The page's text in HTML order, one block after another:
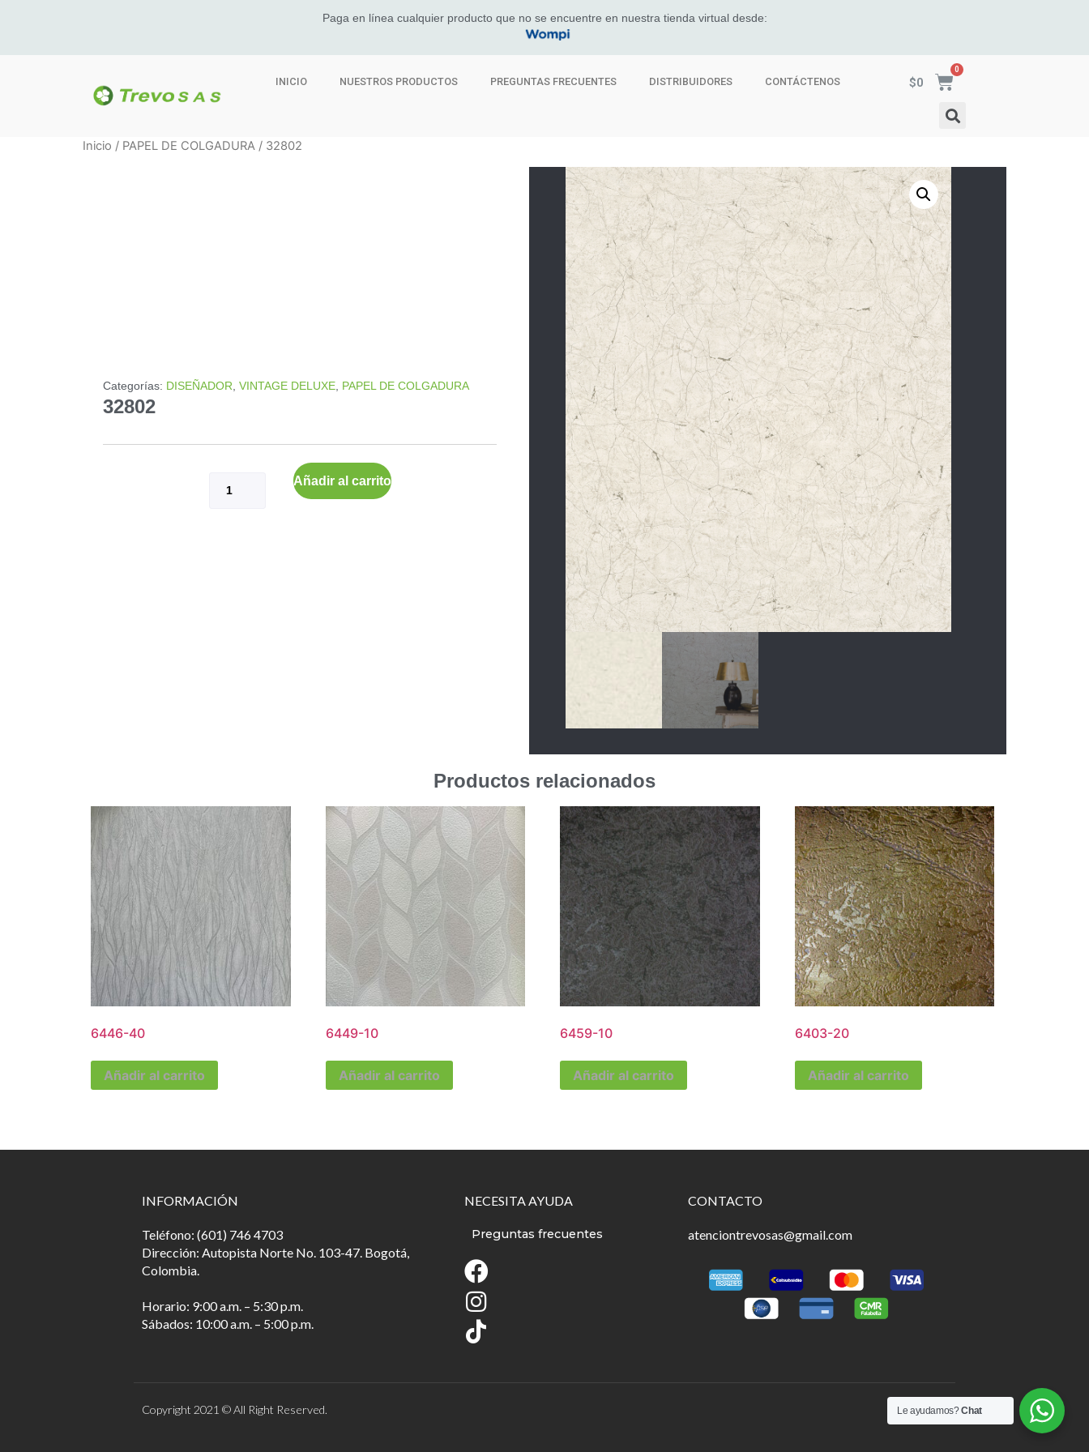
Paga en línea cualquier producto que no se encuentre en nuestra tienda virtual desde:
INICIO NUESTROS PRODUCTOS PREGUNTAS FRECUENTES DISTRIBUIDORES CONTÁCTENOS $0
Inicio / PAPEL DE COLGADURA / 32802
Categorías: DISEÑADOR VINTAGE DELUXE PAPEL DE COLGADURA
32802
Añadir al carrito
Productos relacionados
6446-40
Añadir al carrito
6449-10
Añadir al carrito
6459-10
Añadir al carrito
6403-20
Añadir al carrito
INFORMACIÓN
Teléfono: (601) 746 4703
Dirección: Autopista Norte No. 103-47. Bogotá,
Colombia.
Horario: 9:00 a.m. – 5:30 p.m.
Sábados: 10:00 a.m. – 5:00 p.m.
NECESITA AYUDA
Preguntas frecuentes
CONTACTO
atenciontrevosas@gmail.com
Copyright 2021 © All Right Reserved. Le ayudamos?Chat